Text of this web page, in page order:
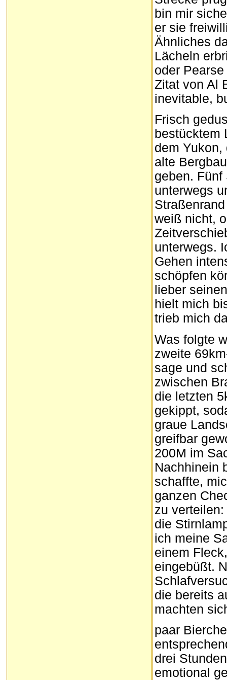
bin mir
er sie
Ähnliches
Lächeln
oder
Zitat von Al
inevitable,
Frisch
bestücktem
dem Yukon,
alte
geben.
unterwegs
weiß nicht,
unterwegs.
Gehen
schöpfen
lieber
hielt mich
trieb mich
Was folgte
zweite
sage und
zwischen
die letzten
gekippt,
graue
greifbar
200M im
Nachhinein
schaffte,
ganzen
zu
die
ich meine
einem
eingebüßt.
die bereits
machten
paar
drei
emotional